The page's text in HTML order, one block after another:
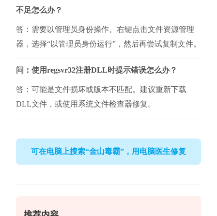
不足怎么办？
答：需要以管理员身份操作。右键点击文件资源管理
器，选择“以管理员身份运行”，然后再尝试复制文件。
问：使用regsvr32注册DLL时提示错误怎么办？
答：可能是文件损坏或版本不匹配。建议重新下载
DLL文件，或使用系统文件检查器修复。
可在电脑上搜索“金山毒霸”，用电脑医生修复